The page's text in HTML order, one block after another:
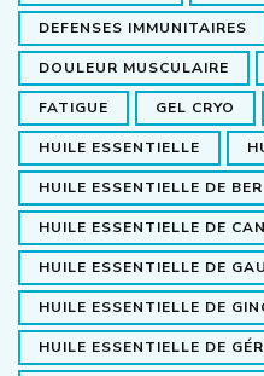
DEFENSES IMMUNITAIRES
DOULEUR MUSCULAIRE
FATIGUE GEL CRYO
HUILE ESSENTIELLE
HUILE ESSENTIELLE DE
HUILE ESSENTIELLE DE
HUILE ESSENTIELLE DE
HUILE ESSENTIELLE DE
HUILE ESSENTIELLE DE